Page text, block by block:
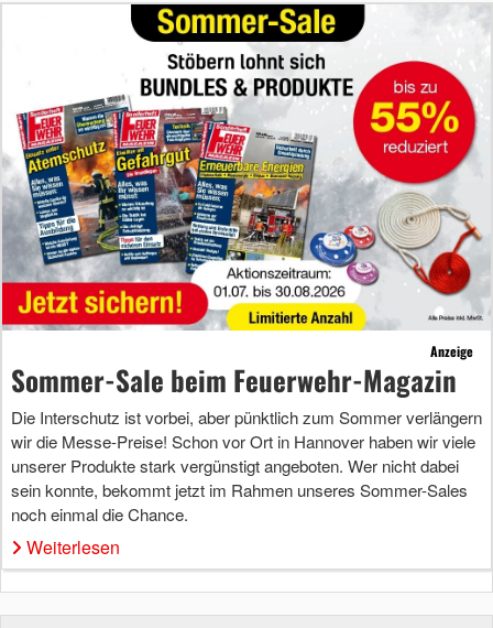
Anzeige
Sommer-Sale beim Feuerwehr-Magazin
Die Interschutz ist vorbei, aber pünktlich zum Sommer verlängern
wir die Messe-Preise! Schon vor Ort in Hannover haben wir viele
unserer Produkte stark vergünstigt angeboten. Wer nicht dabei
sein konnte, bekommt jetzt im Rahmen unseres Sommer-Sales
noch einmal die Chance.
Weiterlesen